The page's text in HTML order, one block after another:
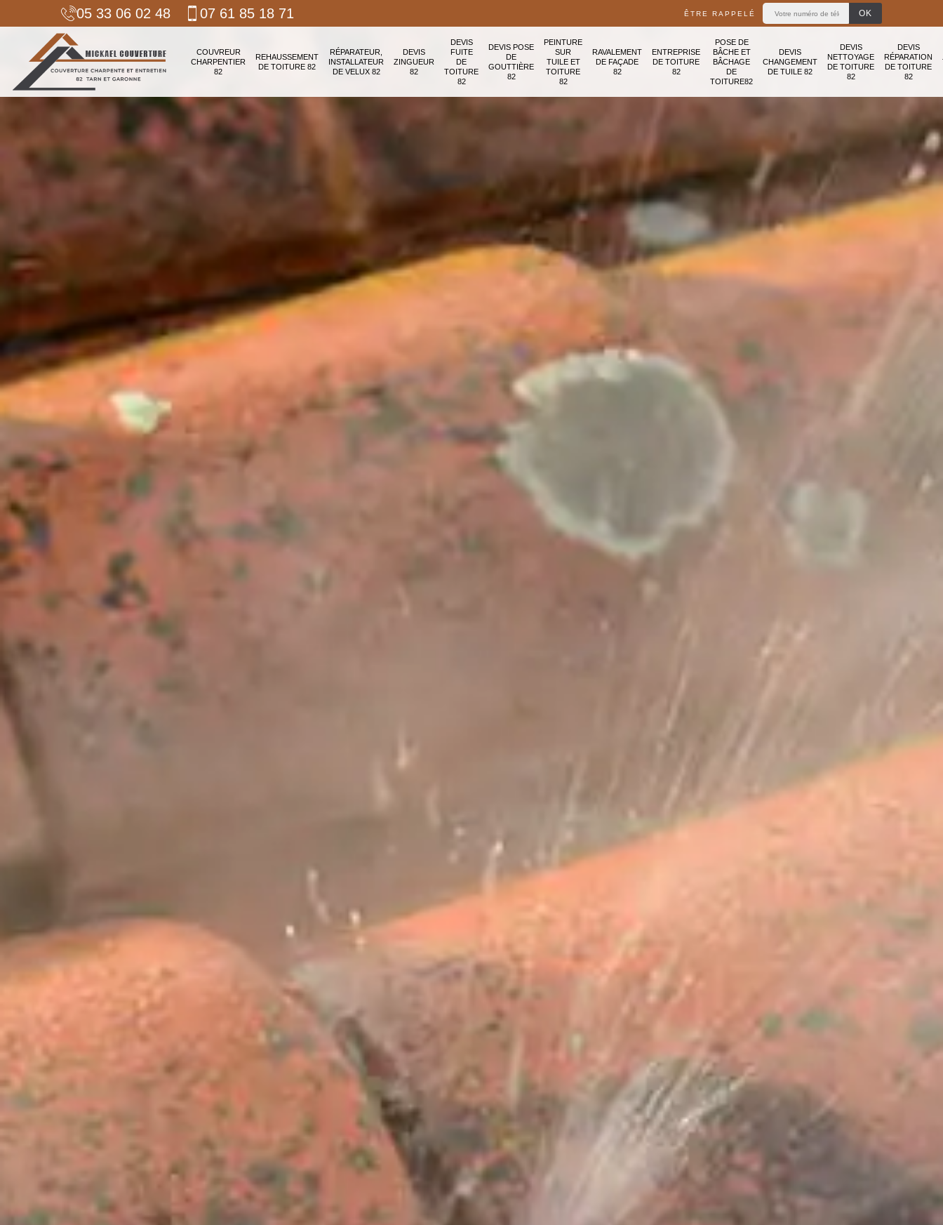
05 33 06 02 48 07 61 85 18 71 ÊTRE RAPPELÉ
COUVREUR
CHARPENTIER
82
REHAUSSEMENT
DE TOITURE 82
RÉPARATEUR,
INSTALLATEUR
DE VELUX 82
DEVIS
ZINGUEUR
82
DEVIS
FUITE
DE
TOITURE
82
DEVIS POSE
DE
GOUTTIÈRE
82
PEINTURE
SUR
TUILE ET
TOITURE
82
RAVALEMENT
DE FAÇADE
82
ENTREPRISE
DE TOITURE
82
POSE DE
BÂCHE ET
BÂCHAGE
DE
TOITURE82
DEVIS
CHANGEMENT
DE TUILE 82
DEVIS
NETTOYAGE
DE TOITURE
82
DEVIS
RÉPARATION
DE TOITURE
82